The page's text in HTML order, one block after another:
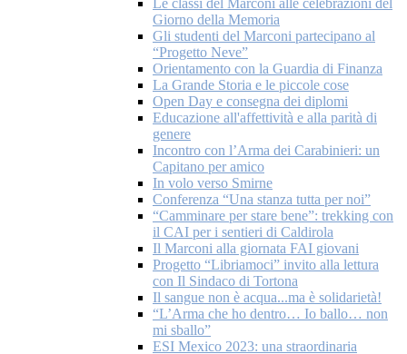
Le classi del Marconi alle celebrazioni del
Giorno della Memoria
Gli studenti del Marconi partecipano al
“Progetto Neve”
Orientamento con la Guardia di Finanza
La Grande Storia e le piccole cose
Open Day e consegna dei diplomi
Educazione all'affettività e alla parità di
genere
Incontro con l’Arma dei Carabinieri: un
Capitano per amico
In volo verso Smirne
Conferenza “Una stanza tutta per noi”
“Camminare per stare bene”: trekking con
il CAI per i sentieri di Caldirola
Il Marconi alla giornata FAI giovani
Progetto “Libriamoci” invito alla lettura
con Il Sindaco di Tortona
Il sangue non è acqua...ma è solidarietà!
“L’Arma che ho dentro… Io ballo… non
mi sballo”
ESI Mexico 2023: una straordinaria